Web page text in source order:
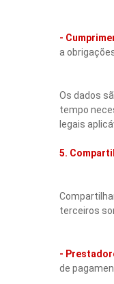
-
a
Os dados
tempo
legais
5.
terceiros
-
de